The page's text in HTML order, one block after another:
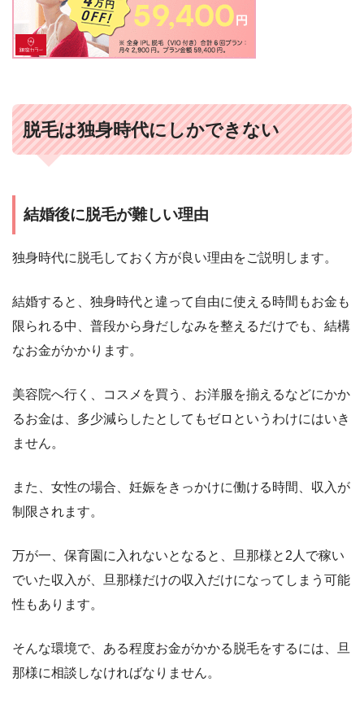
脱毛は独身時代にしかできない
結婚後に脱毛が難しい理由
独身時代に脱毛しておく方が良い理由をご説明します。
結婚すると、独身時代と違って自由に使える時間もお金も
限られる中、普段から身だしなみを整えるだけでも、結構
なお金がかかります。
美容院へ行く、コスメを買う、お洋服を揃えるなどにかか
るお金は、多少減らしたとしてもゼロというわけにはいき
ません。
また、女性の場合、妊娠をきっかけに働ける時間、収入が
制限されます。
万が一、保育園に入れないとなると、旦那様と2人で稼い
でいた収入が、旦那様だけの収入だけになってしまう可能
性もあります。
そんな環境で、ある程度お金がかかる脱毛をするには、旦
那様に相談しなければなりません。